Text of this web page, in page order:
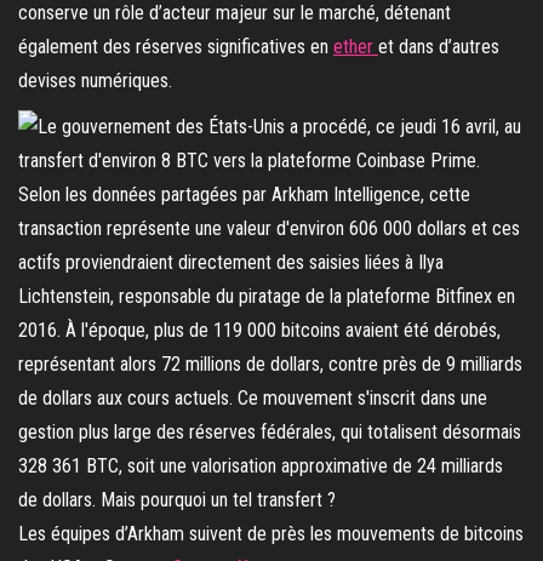
conserve un rôle d’acteur majeur sur le marché, détenant
également des réserves significatives en ether et dans d’autres
devises numériques.
Les équipes d’Arkham suivent de près les mouvements de bitcoins